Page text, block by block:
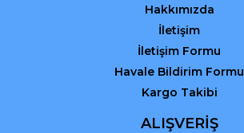
Gönder
Hakkımızda
İletişim
İletişim Formu
Havale Bildirim Formu
Kargo Takibi
ALIŞVERİŞ